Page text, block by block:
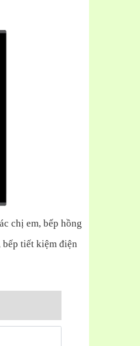
chị em, bếp hồng
tiết kiệm điện
nấu khi đặt nồi